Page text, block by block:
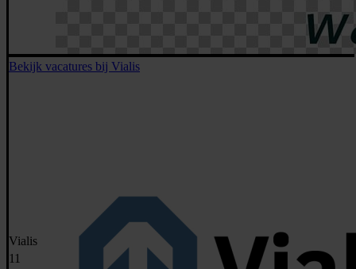
Vialis
11
Bekijk vacatures bij Vialis